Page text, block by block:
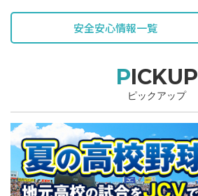
安全安心情報一覧
PICKUP
ピックアップ